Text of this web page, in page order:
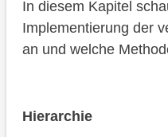
In diesem Kapitel
Implementierung der
an und welche
Hierarchie